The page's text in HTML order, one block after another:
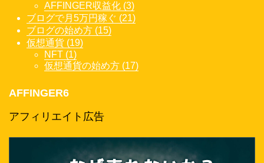
AFFINGER収益化 (3)
ブログで月5万円稼ぐ (21)
ブログの始め方 (15)
仮想通貨 (19)
NFT (1)
仮想通貨の始め方 (17)
AFFINGER6
アフィリエイト広告